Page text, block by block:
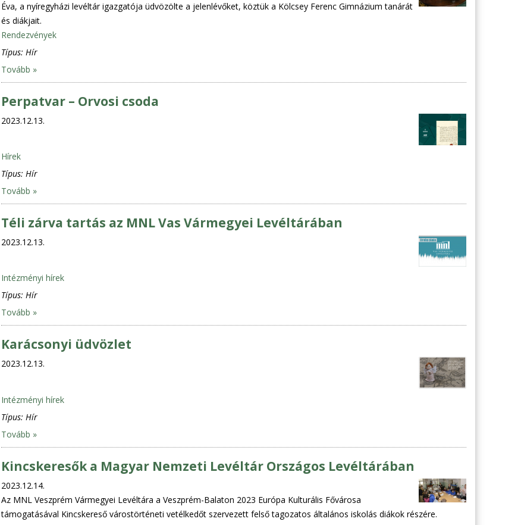
Éva, a nyíregyházi levéltár igazgatója üdvözölte a jelenlévőket, köztük a Kölcsey Ferenc Gimnázium tanárát
és diákjait.
Rendezvények
Típus: Hír
Tovább »
Perpatvar – Orvosi csoda
2023.12.13.
Hírek
Típus: Hír
Tovább »
Téli zárva tartás az MNL Vas Vármegyei Levéltárában
2023.12.13.
Intézményi hírek
Típus: Hír
Tovább »
Karácsonyi üdvözlet
2023.12.13.
Intézményi hírek
Típus: Hír
Tovább »
Kincskeresők a Magyar Nemzeti Levéltár Országos Levéltárában
2023.12.14.
Az MNL Veszprém Vármegyei Levéltára a Veszprém-Balaton 2023 Európa Kulturális Fővárosa
támogatásával Kincskereső várostörténeti vetélkedőt szervezett felső tagozatos általános iskolás diákok részére.